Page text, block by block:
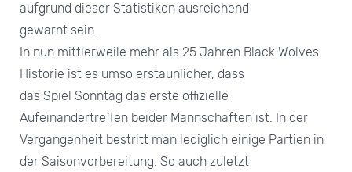
aufgrund dieser Statistiken ausreichend
gewarnt sein.
In nun mittlerweile mehr als 25 Jahren Black Wolves
Historie ist es umso erstaunlicher, dass
das Spiel Sonntag das erste offizielle
Aufeinandertreffen beider Mannschaften ist. In der
Vergangenheit bestritt man lediglich einige Partien in
der Saisonvorbereitung. So auch zuletzt